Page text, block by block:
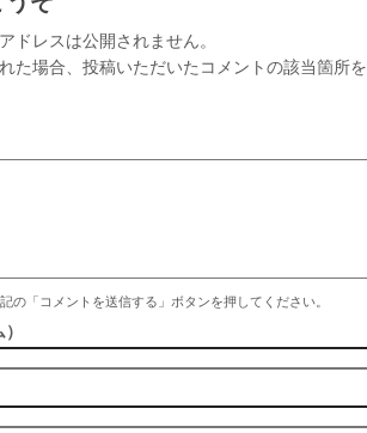
ドレスは公開されません。
た場合、投稿いただいたコメントの該当箇所
の「コメントを送信する」ボタンを押してください。